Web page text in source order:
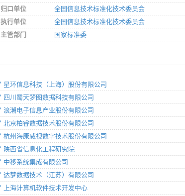
归口单位
全国信息技术标准化技术委员会
执行单位
全国信息技术标准化技术委员会
主管部门
国家标准委
星环信息科技（上海）股份有限公司
四川蜀天梦图数据科技有限公司
浪潮电子信息产业股份有限公司
北京柏睿数据技术股份有限公司
杭州海康威视数字技术股份有限公司
陕西省信息化工程研究院
中移系统集成有限公司
达梦数据技术（江苏）有限公司
上海计算机软件技术开发中心